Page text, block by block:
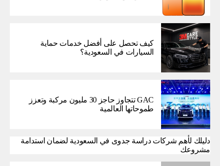
كيف تحصل على أفضل خدمات حماية
السيارات في السعودية؟
GAC تتجاوز حاجز 30 مليون مركبة وتعزز
طموحاتها العالمية
دليلك لأهم شركات دراسة جدوى في السعودية لضمان استدامة
مشروعك